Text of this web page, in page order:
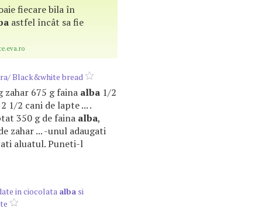
fiecare bila în
astfel încât sa fie
Black&white bread
zahar 675 g faina alba 1/2
1/2 cani de lapte ... .
350 g de faina alba,
zahar ... -unul adaugati
aluatul. Puneti-l
in ciocolata alba si